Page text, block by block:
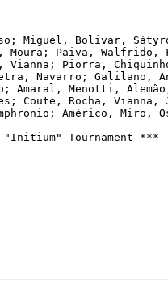
Miguel, Bolivar,
Moura; Paiva, Walfrido,
Piorra,
Navarro; Galilano,
Amaral, Menotti,
Coute, Rocha, Vianna,
Américo, Miro,
"Initium" Tournament ***